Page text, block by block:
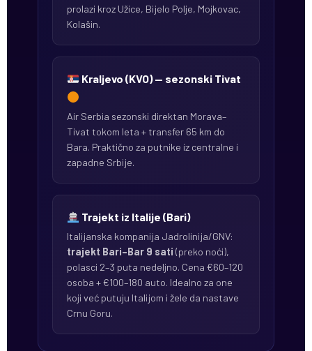
prolazi kroz Užice, Bijelo Polje, Mojkovac,
Kolašin.
Kraljevo (KVO) — sezonski Tivat
Air Serbia sezonski direktan Morava–
Tivat tokom leta + transfer 65 km do
Bara. Praktično za putnike iz centralne i
zapadne Srbije.
Trajekt iz Italije (Bari)
Italijanska kompanija Jadrolinija/GNV:
trajekt Bari–Bar 9 sati (preko noći),
polasci 2–3 puta nedeljno. Cena €60–120
osoba + €100–180 auto. Idealno za one
koji već putuju Italijom i žele da nastave
Crnu Goru.